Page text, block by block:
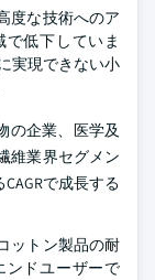
度な技術へのア
低下していま
実現できない小
の企業、医学及
維業界セグメン
で成長する
ットン製品の耐
ンドユーザーで